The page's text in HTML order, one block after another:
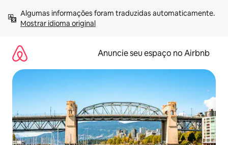
para
Mostrar idioma original
Anuncie seu espaço no Airbnb